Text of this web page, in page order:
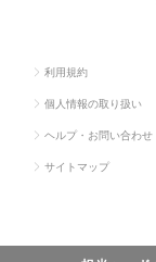
利用規約
個人情報の取り扱い
ヘルプ・お問い合わせ
サイトマップ